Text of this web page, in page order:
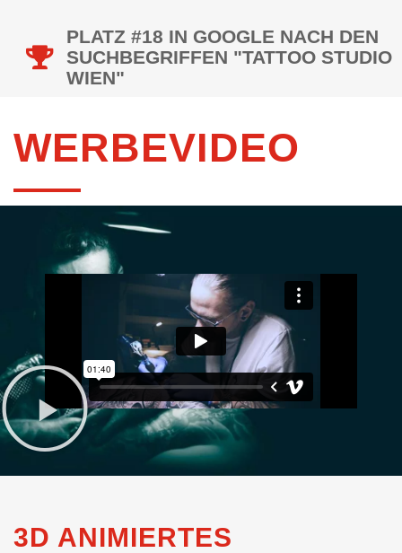
PLATZ #18 IN GOOGLE NACH DEN
SUCHBEGRIFFEN "TATTOO STUDIO
WIEN"
WERBEVIDEO
3D ANIMIERTES